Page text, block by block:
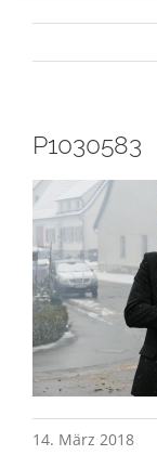
P1030583
14. März 2018